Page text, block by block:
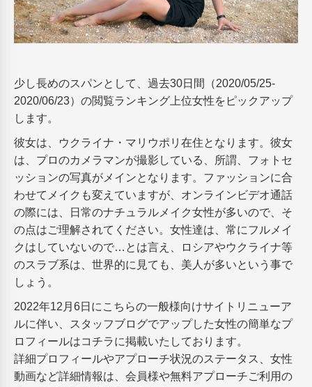
少し長めのスパンとして、過去30日間（2020/05/25-
2020/06/23）の閲覧ランキング上位女性をピックアップ
します。
彼女は、ウクライナ・マリウポリ在住となります。彼女
は、プロのカメラマンが撮影している、所謂、フォトセ
ッションの写真がメインとなります。ファッションに合
わせてメイクも変えていますが、オンラインビデオ通話
の際には、日常のナチュラルメイク女性が多いので、そ
の点はご理解されてください。女性達は、常にフルメイ
クはしていないので…とは言え、ロシアやウクライナ等
のスラブ系は、世界的に見ても、美人が多いという事で
しょう。
2022年12月6日にこちらの一般様向けサイトリニューア
ルに伴い、スタッフブログでアップした女性の簡単なプ
ロフィールはコチラに掲載いたしております。
詳細プロフィールやアプローチ状況のステータス、女性
動画など詳細情報は、会員様や無料アプローチご利用の